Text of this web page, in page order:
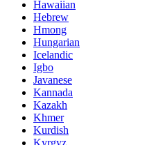
Hawaiian
Hebrew
Hmong
Hungarian
Icelandic
Igbo
Javanese
Kannada
Kazakh
Khmer
Kurdish